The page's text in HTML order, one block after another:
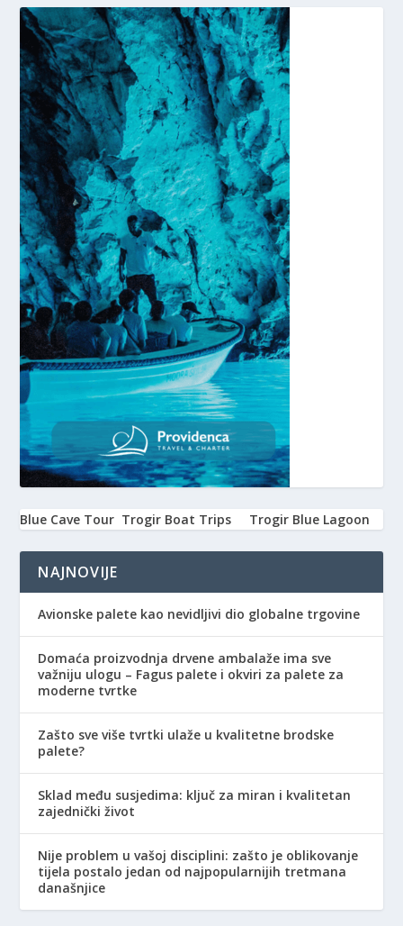
Blue Cave Tour Trogir Boat Trips Trogir Blue Lagoon
NAJNOVIJE
Avionske palete kao nevidljivi dio globalne trgovine
Domaća proizvodnja drvene ambalaže ima sve
važniju ulogu – Fagus palete i okviri za palete za
moderne tvrtke
Zašto sve više tvrtki ulaže u kvalitetne brodske
palete?
Sklad među susjedima: ključ za miran i kvalitetan
zajednički život
Nije problem u vašoj disciplini: zašto je oblikovanje
tijela postalo jedan od najpopularnijih tretmana
današnjice